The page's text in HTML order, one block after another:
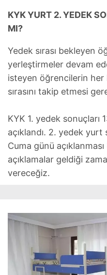
KYK YURT 2. YEDEK
MI?
Yedek sırası bekleyen
yerleştirmeler devam
isteyen öğrencilerin
sırasını takip etmesi
KYK 1. yedek sonuçları
açıklandı. 2. yedek yurt
Cuma günü
açıklamalar geldiği
vereceğiz.